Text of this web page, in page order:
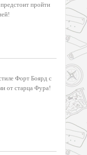
пройти
Форт Боярд с
от старца Фура!